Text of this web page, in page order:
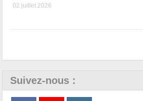
02 juillet 2026
Suivez-nous :